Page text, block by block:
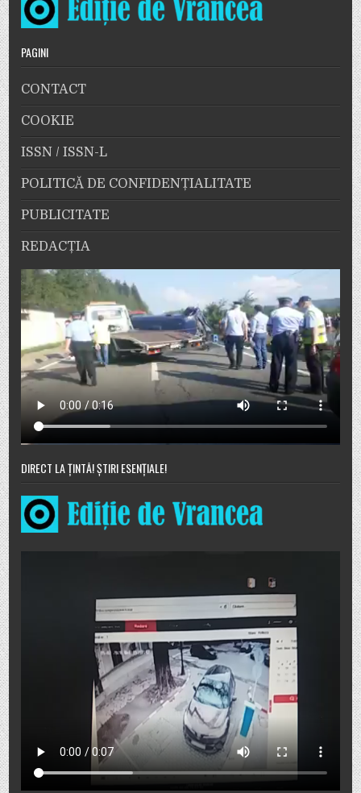
PAGINI
CONTACT
COOKIE
ISSN / ISSN-L
POLITICĂ DE CONFIDENȚIALITATE
PUBLICITATE
REDACȚIA
DIRECT LA ȚINTĂ! ȘTIRI ESENȚIALE!